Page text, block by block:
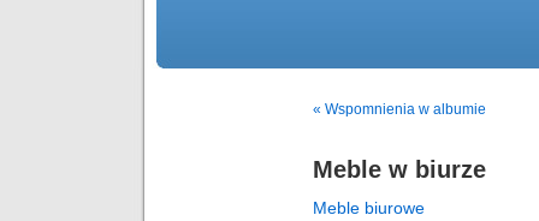
« Wspomnienia w albumie
Meble w biurze
Meble biurowe